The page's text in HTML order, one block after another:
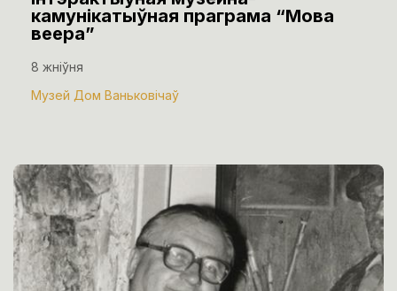
камунікатыўная праграма “Мова
веера”
8 жніўня
Музей Дом Ваньковічаў